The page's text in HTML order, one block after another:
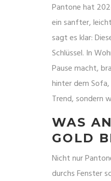
Pantone hat
ein sanfter,
sagt es klar:
Schlüssel. In
Pause macht,
hinter dem
Trend, sondern
WAS
GOLD
Nicht nur
durchs Fenster